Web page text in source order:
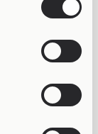
Lucky
Βελανίδι)